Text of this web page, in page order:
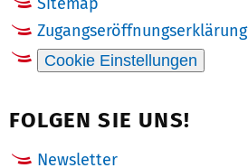
Zugangseröffnungserklärung
Cookie Einstellungen
FOLGEN SIE UNS!
Newsletter